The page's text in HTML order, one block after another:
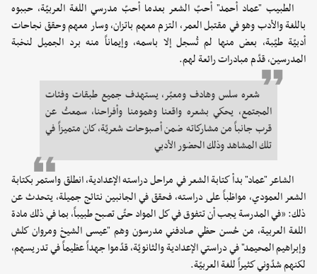
الطبيب "عماد أحمد" أحبّ الشعر بعدما أحبّ مدرسي اللغة العربيّة، حببوه
باللغة والأدب وهو في مقتبل العمر، التزم معهم باتزان، وسار معهم وحقق نجاحات
أدبيّة طيّبة، بعض منها لم تُسجل إلا باسمه، وإيماناً منه برد الجميل لنخبة
المدرسين، قدّم مبادرات رائعة لهم.
شعره سلس وهادف ومعبّر، يستهدف جميع طبقات وفئات
المجتمع، يحكي بشعره واقعنا وهمومنا وأفراحنا، سمعتُ عن
قرب جانباً من مشاركاته ضمن أصبوحات شعريّة، كان متميزاً في
تلك المشاهد وذلك الحضور الأدبي
الشاعر "عماد" بدأ كتابة الشعر في مراحل دراسته الإعدادية، انطلق واستمر بكتابة
الشعر العمودي، مواظباً على دراسته، فحقق في الجانبين نتائج جميلة، يتحدث عن
ذلك: «في المدرسة يجب أن تتفوق في كل المواد حتّى تصبح طبيباً، بما في ذلك مادة
اللغة العربية، من حُسن حظي صادفني مدرسون وهم "عيسى الشيخ ومروان كلش
وإبراهيم المحيمد" في دراستي الإعدادية والثانويّة، قدّموا جهداً عظيماً في تدريسهم،
لكنهم شدّوني كثيراً للغة العربيّة.